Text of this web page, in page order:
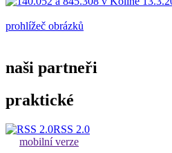
prohlížeč obrázků
naši partneři
praktické
RSS 2.0
mobilní verze